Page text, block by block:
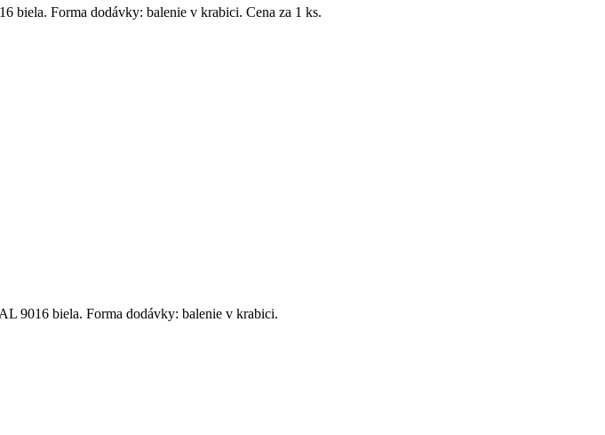
biela. Forma dodávky: balenie v krabici. Cena za 1 ks.
9016 biela. Forma dodávky: balenie v krabici.